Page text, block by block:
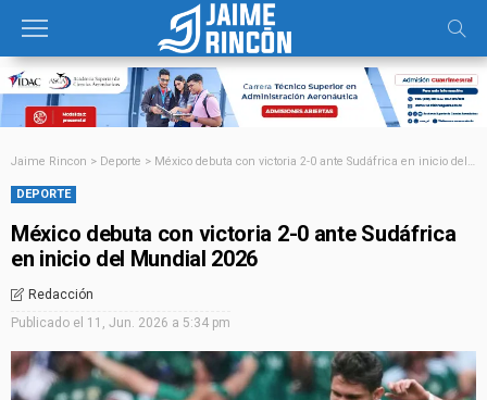
Jaime Rincon > Deporte > México debuta con victoria 2-0 ante Sudáfrica en inicio del Mundial 2026
DEPORTE
México debuta con victoria 2-0 ante Sudáfrica
en inicio del Mundial 2026
Redacción
Publicado el 11, Jun. 2026 a 5:34 pm